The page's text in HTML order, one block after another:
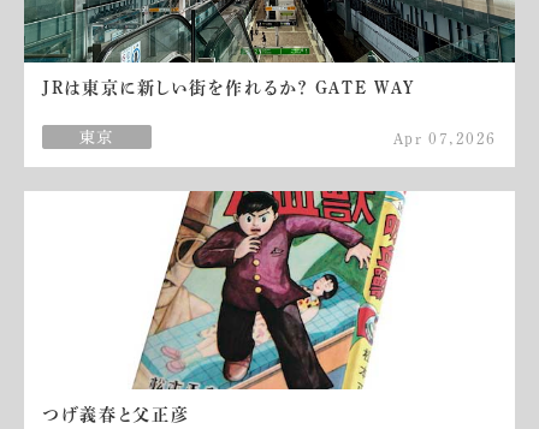
JRは東京に新しい街を作れるか？ GATE WAY
Apr 07,2026
つげ義春と父正彦